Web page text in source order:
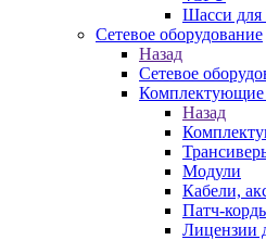
Шасси для
Сетевое оборудование
Назад
Сетевое
Комплектующие
Назад
Модули
Кабели,
Патч-
Лицензии